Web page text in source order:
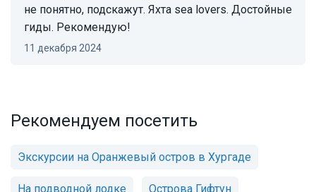
не понятно, подскажут. Яхта sea lovers. Достойные
гиды. Рекомендую!
11 декабря 2024
Рекомендуем посетить
Экскурсии на Оранжевый остров в Хургаде
На подводной лодке Острова Гифтун